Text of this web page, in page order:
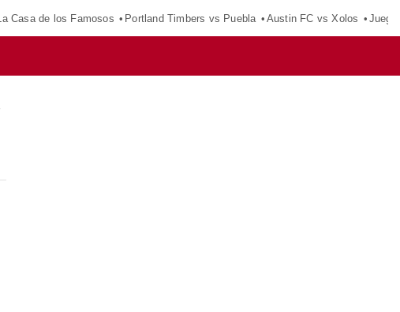
Casa de los Famosos Portland Timbers vs Puebla Austin FC vs Xolos